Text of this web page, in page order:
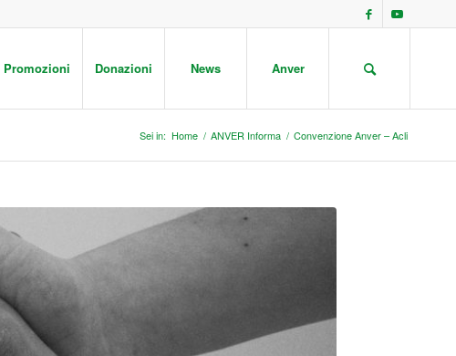
Promozioni Donazioni News Anver
Sei in: Home / ANVER Informa / Convenzione Anver – Acli